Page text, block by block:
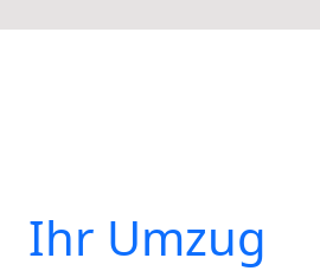
Ihr Umzug